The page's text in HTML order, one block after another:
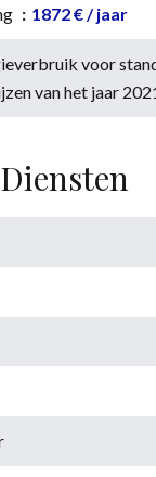
1872 € / jaar
voor
van het jaar
Diensten